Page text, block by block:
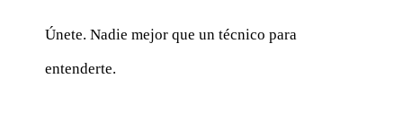
Únete. Nadie mejor que un técnico para
entenderte.